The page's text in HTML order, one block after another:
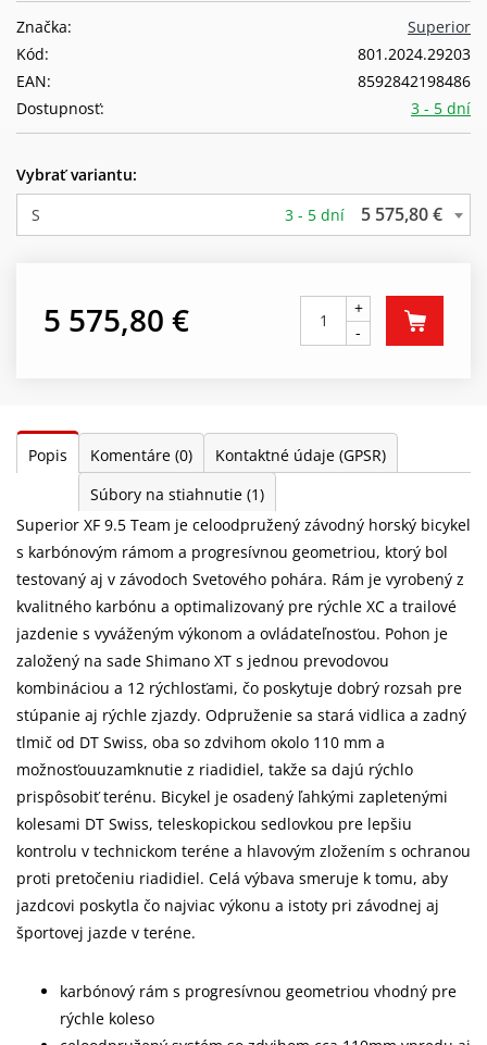
Superior
Značka:
801.2024.29203
Kód:
8592842198486
EAN:
3 - 5 dní
Dostupnosť:
Vybrať variantu:
S
3 - 5 dní 5 575,80 €
5 575,80 €
+
-
Popis Komentáre (0)
Kontaktné údaje (GPSR)
Súbory na stiahnutie (1)
Superior XF 9.5 Team je celoodpružený závodný horský bicykel
s karbónovým rámom a progresívnou geometriou, ktorý bol
testovaný aj v závodoch Svetového pohára. Rám je vyrobený z
kvalitného karbónu a optimalizovaný pre rýchle XC a trailové
jazdenie s vyváženým výkonom a ovládateľnosťou. Pohon je
založený na sade Shimano XT s jednou prevodovou
kombináciou a 12 rýchlosťami, čo poskytuje dobrý rozsah pre
stúpanie aj rýchle zjazdy. Odpruženie sa stará vidlica a zadný
tlmič od DT Swiss, oba so zdvihom okolo 110 mm a
možnosťouuzamknutie z riadidiel, takže sa dajú rýchlo
prispôsobiť terénu. Bicykel je osadený ľahkými zapletenými
kolesami DT Swiss, teleskopickou sedlovkou pre lepšiu
kontrolu v technickom teréne a hlavovým zložením s ochranou
proti pretočeniu riadidiel. Celá výbava smeruje k tomu, aby
jazdcovi poskytla čo najviac výkonu a istoty pri závodnej aj
športovej jazde v teréne.
karbónový rám s progresívnou geometriou vhodný pre
rýchle koleso